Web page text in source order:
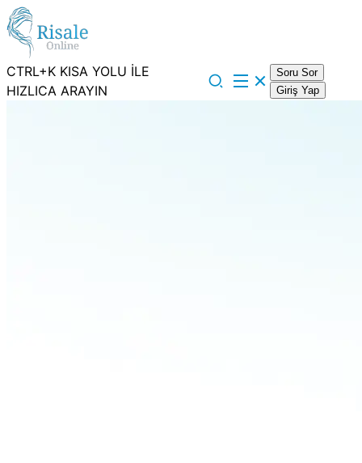
CTRL+K KISA YOLU İLE
HIZLICA ARAYIN
Soru Sor
Giriş Yap